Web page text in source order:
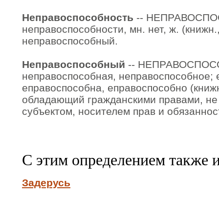
Неправоспособность --
неправоспособности, мн. нет, ж.
неправоспособный.
Неправоспособный --
неправоспособная, неправоспособное;
еправоспособна, еправоспособно
обладающий гражданскими правами,
субъектом, носителем прав и
С этим определением также
Задерусь